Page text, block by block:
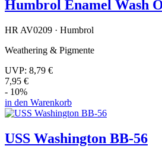
Humbrol Enamel Wash
HR AV0209 · Humbrol
Weathering & Pigmente
UVP: 8,79 €
7,95 €
- 10%
in den Warenkorb
USS Washington BB-56